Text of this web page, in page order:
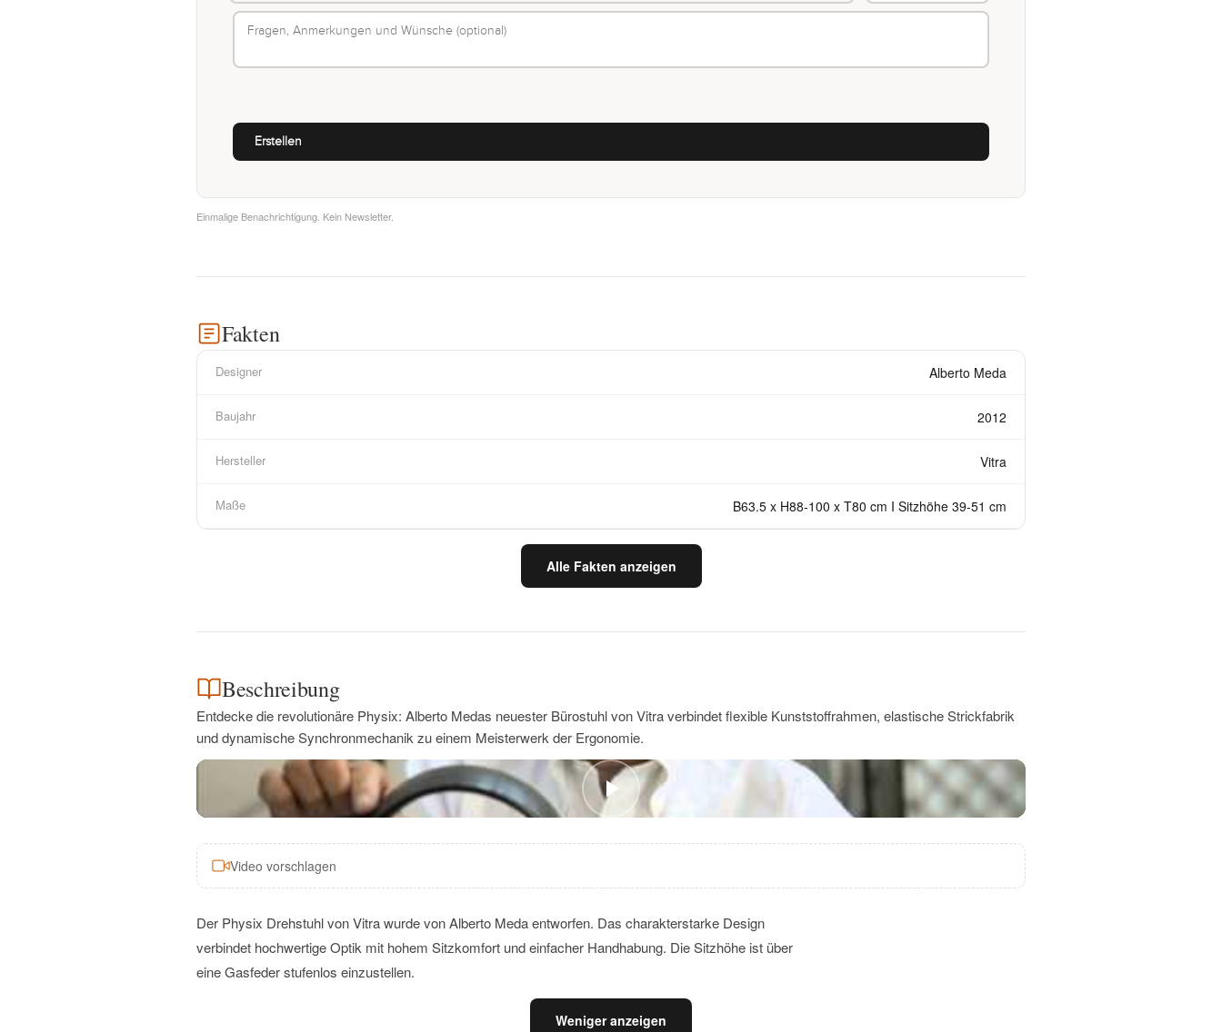
Einmalige Benachrichtigung. Kein Newsletter.
Fakten
Designer Alberto Meda
Baujahr 2012
Hersteller Vitra
Maße B63.5 x H88-100 x T80 cm I Sitzhöhe 39-51 cm
Alle Fakten anzeigen
Beschreibung
Entdecke die revolutionäre Physix: Alberto Medas neuester Bürostuhl von Vitra verbindet flexible Kunststoffrahmen, elastische Strickfabrik
und dynamische Synchronmechanik zu einem Meisterwerk der Ergonomie.
Video vorschlagen
Der Physix Drehstuhl von Vitra wurde von Alberto Meda entworfen. Das charakterstarke Design
verbindet hochwertige Optik mit hohem Sitzkomfort und einfacher Handhabung. Die Sitzhöhe ist über
eine Gasfeder stufenlos einzustellen.
Weniger anzeigen